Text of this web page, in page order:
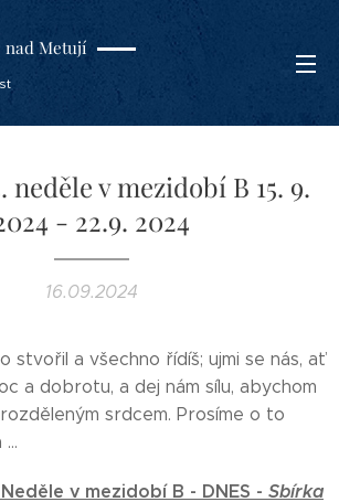
nad Metují
neděle v mezidobí B 15. 9.
- 22.9. 2024
16.09.2024
stvořil a všechno řídíš; ujmi se nás, ať
a dobrotu, a dej nám sílu, abychom
srdcem. Prosíme o to
Neděle v mezidobí B - DNES - Sbírka